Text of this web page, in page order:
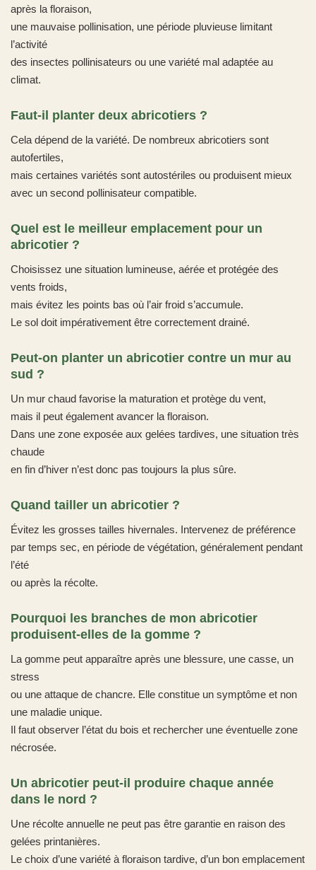
après la floraison,
une mauvaise pollinisation, une période pluvieuse limitant
l’activité
des insectes pollinisateurs ou une variété mal adaptée au
climat.
Faut-il planter deux abricotiers ?
Cela dépend de la variété. De nombreux abricotiers sont
autofertiles,
mais certaines variétés sont autostériles ou produisent mieux
avec un second pollinisateur compatible.
Quel est le meilleur emplacement pour un
abricotier ?
Choisissez une situation lumineuse, aérée et protégée des
vents froids,
mais évitez les points bas où l’air froid s’accumule.
Le sol doit impérativement être correctement drainé.
Peut-on planter un abricotier contre un mur au
sud ?
Un mur chaud favorise la maturation et protège du vent,
mais il peut également avancer la floraison.
Dans une zone exposée aux gelées tardives, une situation très
chaude
en fin d’hiver n’est donc pas toujours la plus sûre.
Quand tailler un abricotier ?
Évitez les grosses tailles hivernales. Intervenez de préférence
par temps sec, en période de végétation, généralement pendant
l’été
ou après la récolte.
Pourquoi les branches de mon abricotier
produisent-elles de la gomme ?
La gomme peut apparaître après une blessure, une casse, un
stress
ou une attaque de chancre. Elle constitue un symptôme et non
une maladie unique.
Il faut observer l’état du bois et rechercher une éventuelle zone
nécrosée.
Un abricotier peut-il produire chaque année
dans le nord ?
Une récolte annuelle ne peut pas être garantie en raison des
gelées printanières.
Le choix d’une variété à floraison tardive, d’un bon emplacement